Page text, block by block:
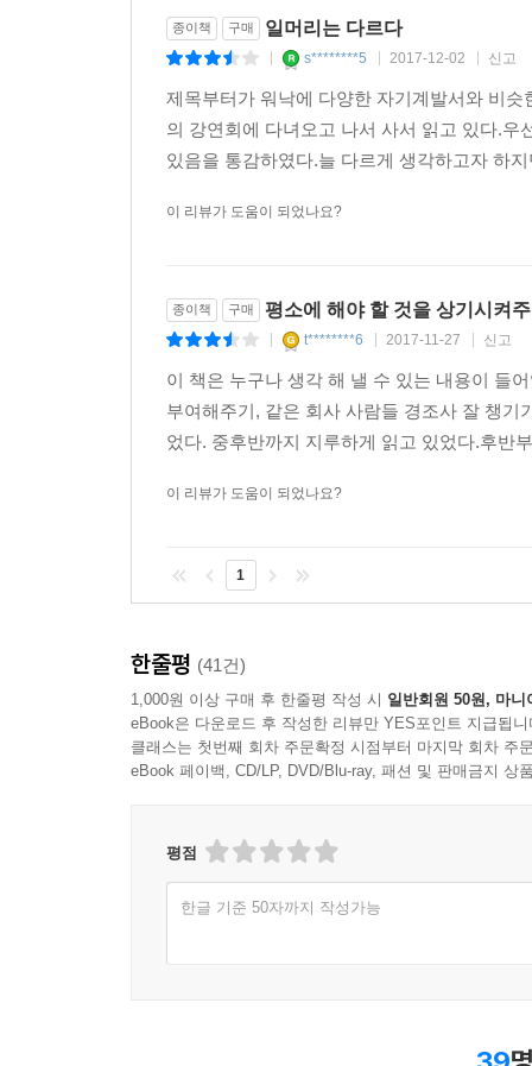
종이책 구매 일머리는 다르다
s********5 2017-12-02 신고
제목부터가 워낙에 다양한 자기계발서와 비
의 강연회에 다녀오고 나서 사서 읽고 있다.
있음을 통감하였다.늘 다르게 생각하고자 하
이 리뷰가 도움이 되었나요?
종이책 구매 평소에 해야 할 것을 상기시켜
t********6 2017-11-27 신고
이 책은 누구나 생각 해 낼 수 있는 내용이 들
부여해주기, 같은 회사 사람들 경조사 잘 챙
었다. 중후반까지 지루하게 읽고 있었다.후반
이 리뷰가 도움이 되었나요?
1
한줄평 (41건)
1,000원 이상 구매 후 한줄평 작성 시 일반회원 50원, 마니
eBook은 다운로드 후 작성한 리뷰만 YES포인트 지급됩니
클래스는 첫번째 회차 주문확정 시점부터 마지막 회차 주
eBook 페이백, CD/LP, DVD/Blu-ray, 패션 및 판매금지 상
평점
한글 기준 50자까지 작성가능